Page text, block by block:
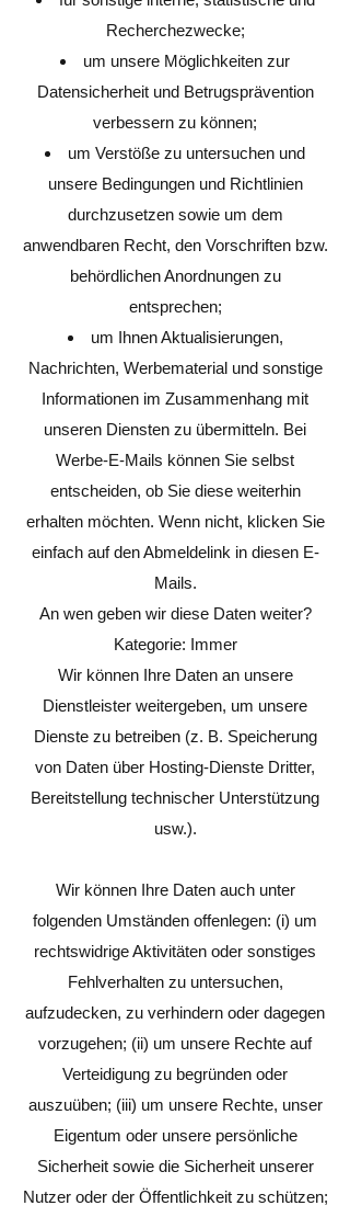
Recherchezwecke;
um unsere Möglichkeiten zur
Datensicherheit und Betrugsprävention
verbessern zu können;
um Verstöße zu untersuchen und
unsere Bedingungen und Richtlinien
durchzusetzen sowie um dem
anwendbaren Recht, den Vorschriften bzw.
behördlichen Anordnungen zu
entsprechen;
um Ihnen Aktualisierungen,
Nachrichten, Werbematerial und sonstige
Informationen im Zusammenhang mit
unseren Diensten zu übermitteln. Bei
Werbe-E-Mails können Sie selbst
entscheiden, ob Sie diese weiterhin
erhalten möchten. Wenn nicht, klicken Sie
einfach auf den Abmeldelink in diesen E-
Mails.
An wen geben wir diese Daten weiter?
Kategorie: Immer
Wir können Ihre Daten an unsere
Dienstleister weitergeben, um unsere
Dienste zu betreiben (z. B. Speicherung
von Daten über Hosting-Dienste Dritter,
Bereitstellung technischer Unterstützung
usw.).
Wir können Ihre Daten auch unter
folgenden Umständen offenlegen: (i) um
rechtswidrige Aktivitäten oder sonstiges
Fehlverhalten zu untersuchen,
aufzudecken, zu verhindern oder dagegen
vorzugehen; (ii) um unsere Rechte auf
Verteidigung zu begründen oder
auszuüben; (iii) um unsere Rechte, unser
Eigentum oder unsere persönliche
Sicherheit sowie die Sicherheit unserer
Nutzer oder der Öffentlichkeit zu schützen;